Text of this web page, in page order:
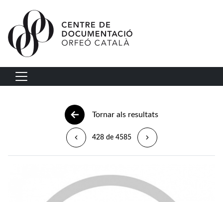
Vés al contingut
Navegació principal
Tornar als resultats
428 de 4585